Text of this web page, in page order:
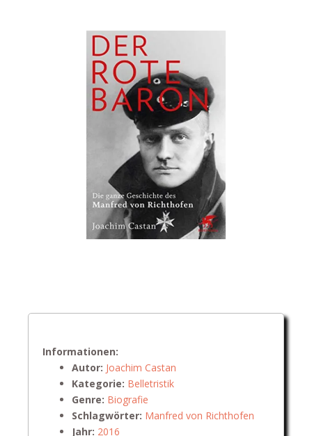
Informationen:
Autor: Joachim Castan
Kategorie: Belletristik
Genre: Biografie
Schlagwörter: Manfred von Richthofen
Jahr: 2016